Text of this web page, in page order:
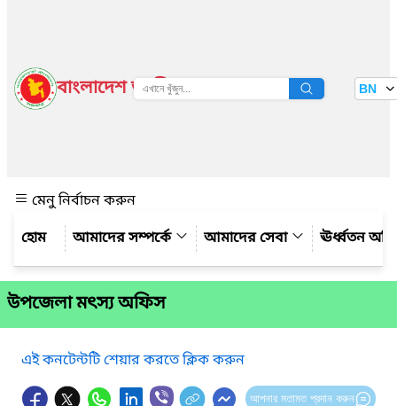
বাংলাদেশ জাতীয় তথ্য বাতায়ন BN
মেনু নির্বাচন করুন
আমাদের সম্পর্কে
আমাদের সেবা ঊর্ধ্বতন
উপজেলা মৎস্য অফিস
এই কনটেন্টটি শেয়ার করতে ক্লিক করুন
আপনার মতামত প্রদান করুন